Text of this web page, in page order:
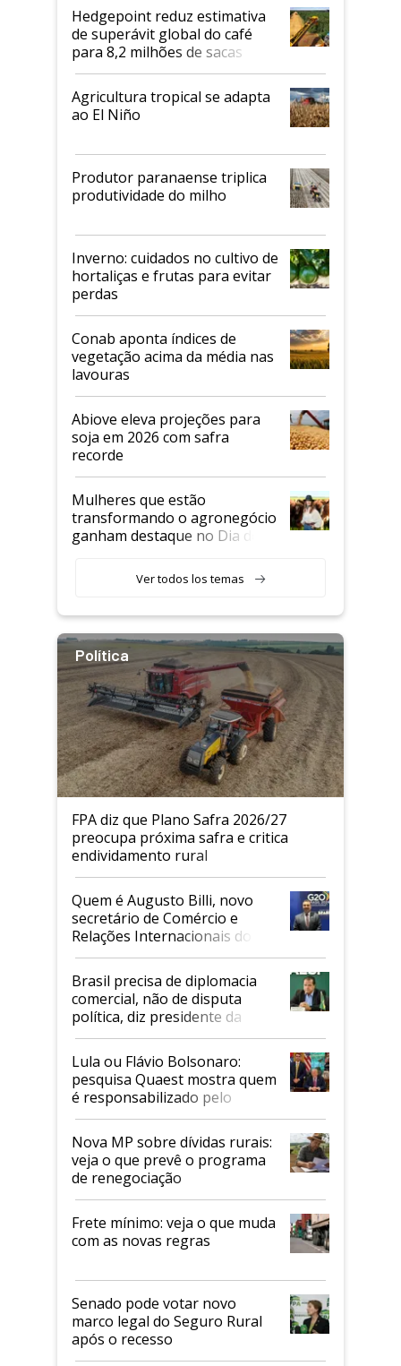
Hedgepoint reduz estimativa
de superávit global do café
para 8,2 milhões de sacas
Agricultura tropical se adapta
ao El Niño
Produtor paranaense triplica
produtividade do milho
Inverno: cuidados no cultivo de
hortaliças e frutas para evitar
perdas
Conab aponta índices de
vegetação acima da média nas
lavouras
Abiove eleva projeções para
soja em 2026 com safra
recorde
Mulheres que estão
transformando o agronegócio
ganham destaque no Dia do
Ver todos los temas
Política
FPA diz que Plano Safra 2026/27
preocupa próxima safra e critica
endividamento rural
Quem é Augusto Billi, novo
secretário de Comércio e
Relações Internacionais do
Mapa
Brasil precisa de diplomacia
comercial, não de disputa
política, diz presidente da
Faesp
Lula ou Flávio Bolsonaro:
pesquisa Quaest mostra quem
é responsabilizado pelo
tarifaço dos EUA
Nova MP sobre dívidas rurais:
veja o que prevê o programa
de renegociação
Frete mínimo: veja o que muda
com as novas regras
Senado pode votar novo
marco legal do Seguro Rural
após o recesso